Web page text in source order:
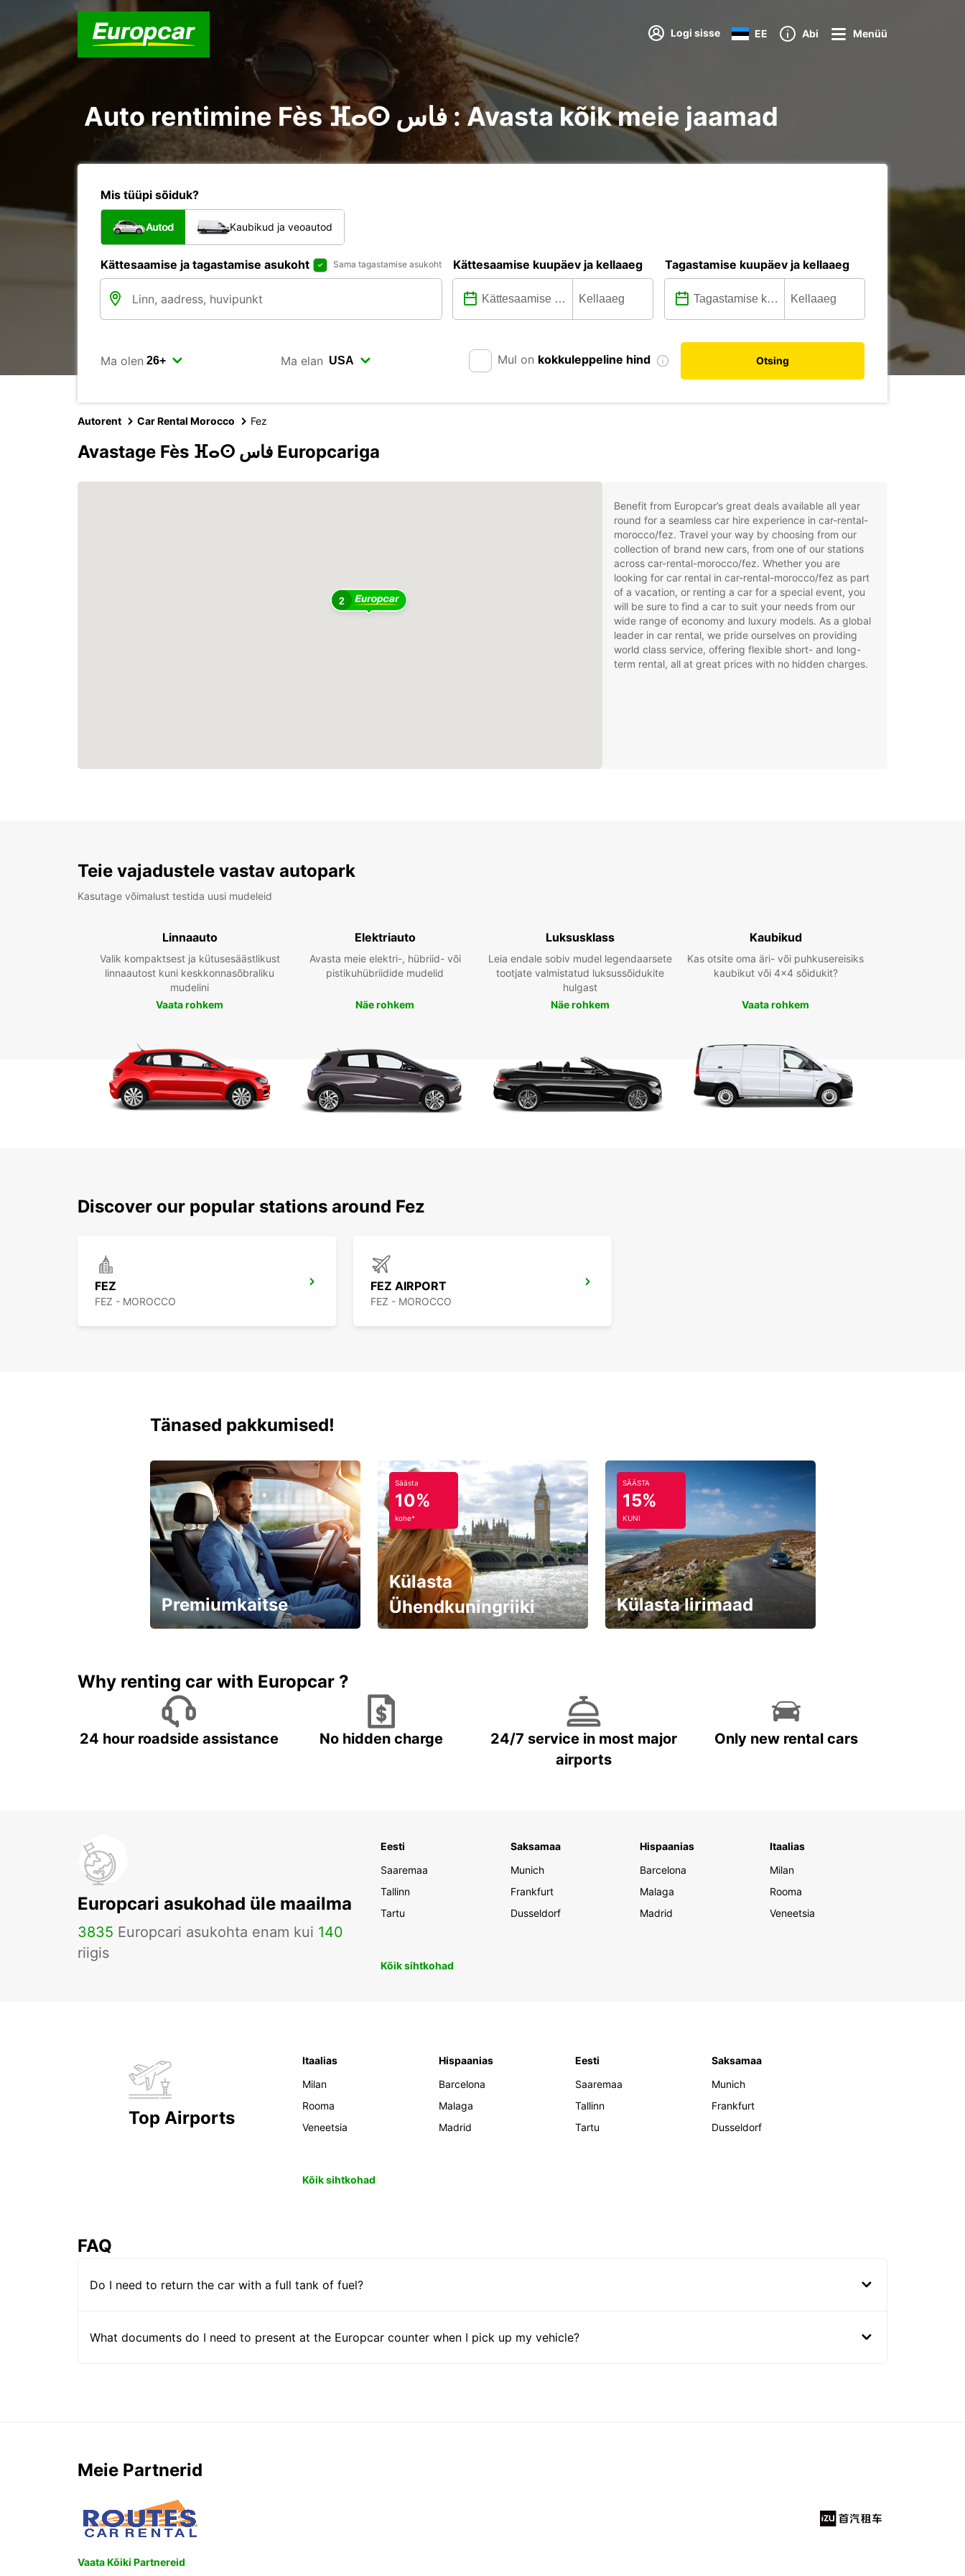
Logi sisse EE Abi Menüü
Auto rentimine Fès ⴼⴰⵙ فاس : Avasta kõik meie jaamad
Mis tüüpi sõiduk?
Autod Kaubikud ja veoautod
Kättesaamise ja tagastamise asukoht Sama tagastamise asukoht Kättesaamise kuupäev ja kellaaeg Tagastamise kuupäev ja kellaaeg
Ma olen Ma elan Mul on kokkuleppeline hind Otsing
Autorent Car Rental Morocco Fez
Avastage Fès ⴼⴰⵙ فاس Europcariga
2
Benefit from Europcar’s great deals available all year
round for a seamless car hire experience in car-rental-
morocco/fez. Travel your way by choosing from our
collection of brand new cars, from one of our stations
across car-rental-morocco/fez. Whether you are
looking for car rental in car-rental-morocco/fez as part
of a vacation, or renting a car for a special event, you
will be sure to find a car to suit your needs from our
wide range of economy and luxury models. As a global
leader in car rental, we pride ourselves on providing
world class service, offering flexible short- and long-
term rental, all at great prices with no hidden charges.
Teie vajadustele vastav autopark
Kasutage võimalust testida uusi mudeleid
Linnaauto
Valik kompaktsest ja kütusesäästlikust
linnaautost kuni keskkonnasõbraliku
mudelini
Vaata rohkem
Elektriauto
Avasta meie elektri-, hübriid- või
pistikuhübriidide mudelid
Näe rohkem
Luksusklass
Leia endale sobiv mudel legendaarsete
tootjate valmistatud luksussõidukite
hulgast
Näe rohkem
Kaubikud
Kas otsite oma äri- või puhkusereisiks
kaubikut või 4x4 sõidukit?
Vaata rohkem
Discover our popular stations around Fez
FEZ
FEZ - MOROCCO
FEZ AIRPORT
FEZ - MOROCCO
Tänased pakkumised!
Premiumkaitse
Säästa
10%
kohe*
Külasta
Ühendkuningriiki
SÄÄSTA
15%
KUNI
Külasta Iirimaad
Why renting car with Europcar ?
24 hour roadside assistance No hidden charge
24/7 service in most major
airports
Only new rental cars
Europcari asukohad üle maailma
3835 Europcari asukohta enam kui 140
riigis
Eesti
Saaremaa
Tallinn
Tartu
Saksamaa
Munich
Frankfurt
Dusseldorf
Hispaanias
Barcelona
Malaga
Madrid
Itaalias
Milan
Rooma
Veneetsia
Kõik sihtkohad
Top Airports
Itaalias
Milan
Rooma
Veneetsia
Hispaanias
Barcelona
Malaga
Madrid
Eesti
Saaremaa
Tallinn
Tartu
Saksamaa
Munich
Frankfurt
Dusseldorf
Kõik sihtkohad
FAQ
Do I need to return the car with a full tank of fuel?
What documents do I need to present at the Europcar counter when I pick up my vehicle?
Meie Partnerid
Vaata Kõiki Partnereid